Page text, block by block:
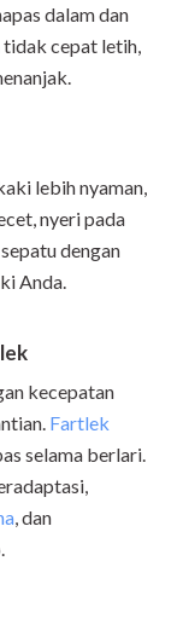
dalam dan
cepat letih,
lebih nyaman,
nyeri pada
dengan
Anda.
kecepatan
Fartlek
selama berlari.
, dan